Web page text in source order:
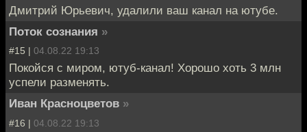
Дмитрий Юрьевич, удалили ваш канал на ютубе.
Поток сознания »
#15 | 04.08.22 19:13
Покойся с миром, ютуб-канал! Хорошо хоть 3 млн
успели разменять.
Иван Красноцветов »
#16 | 04.08.22 19:13